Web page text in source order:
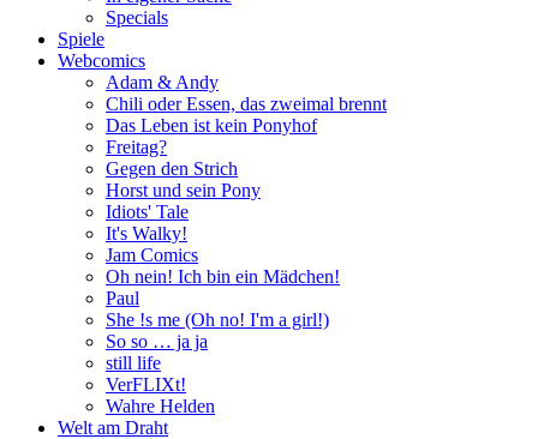
Specials
Spiele
Webcomics
Adam & Andy
Chili oder Essen, das zweimal brennt
Das Leben ist kein Ponyhof
Freitag?
Gegen den Strich
Horst und sein Pony
Idiots' Tale
It's Walky!
Jam Comics
Oh nein! Ich bin ein Mädchen!
Paul
She !s me (Oh no! I'm a girl!)
So so … ja ja
still life
VerFLIXt!
Wahre Helden
Welt am Draht